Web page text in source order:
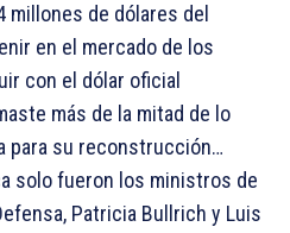
millones de dólares del
en el mercado de los
con el dólar oficial
más de la mitad de lo
para su reconstrucción…
solo fueron los ministros de
Patricia Bullrich y Luis